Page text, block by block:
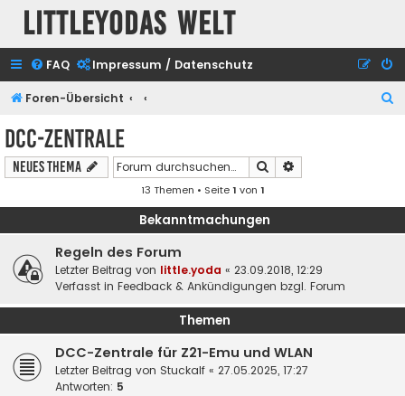
Littleyodas Welt
FAQ Impressum / Datenschutz
Foren-Übersicht
DCC-Zentrale
Neues Thema Suche
13 Themen • Seite1 von 1
Bekanntmachungen
Regeln des Forum
Letzter Beitrag von little.yoda « 23.09.2018, 12:29
Verfasst in Feedback & Ankündigungen bzgl. Forum
Themen
DCC-Zentrale für Z21-Emu und WLAN
Letzter Beitrag von Stuckalf « 27.05.2025, 17:27
Antworten: 5